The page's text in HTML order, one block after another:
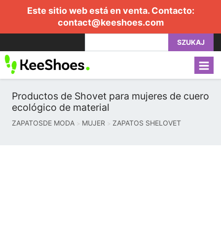
Este sitio web está en venta. Contacto:
contact@keeshoes.com
SZUKAJ
Productos de Shovet para mujeres de cuero
ecológico de material
ZAPATOSDE MODA MUJER ZAPATOS SHELOVET